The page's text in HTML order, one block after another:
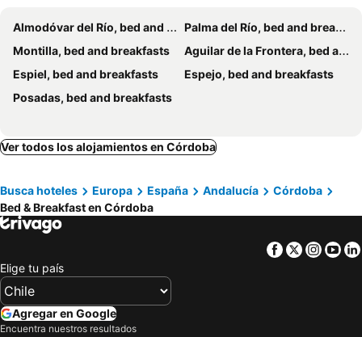
Almodóvar del Río, bed and breakfasts
Palma del Río, bed and breakfasts
Montilla, bed and breakfasts
Aguilar de la Frontera, bed and breakfasts
Espiel, bed and breakfasts
Espejo, bed and breakfasts
Posadas, bed and breakfasts
Ver todos los alojamientos en Córdoba
Busca hoteles Europa España Andalucía
Córdoba
Bed & Breakfast en Córdoba
Facebook
Twitter
Elige tu país
Agregar en Google
Encuentra nuestros resultados